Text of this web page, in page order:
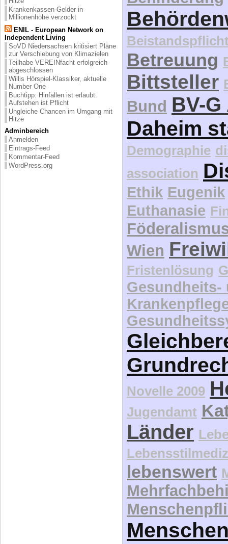
Krankenkassen-Gelder in
Millionenhöhe verzockt
ENIL - European Network on
Independent Living
SoVD Niedersachsen kritisiert Pläne
zur Verschiebung von Klimazielen
Teilhabe VEREINfacht erfolgreich
abgeschlossen
Willis Hörspiel-Klassiker, aktuelle
Number One
Buchtipp: Hinfallen ist erlaubt.
Aufstehen ist Pflicht
Ungleiche Chancen im Umgang mit
Hitze
Adminbereich
Anmelden
Eintrags-Feed
Kommentar-Feed
WordPress.org
Betreuung
Bittsteller
Bund BV-
Daheim
Demographie
association
Ethik Eugenik
Euthanasie
Wien
Fristenlösung
Gesundheits-
Novelle 2009
Jugendamt
Länder
lebenswert